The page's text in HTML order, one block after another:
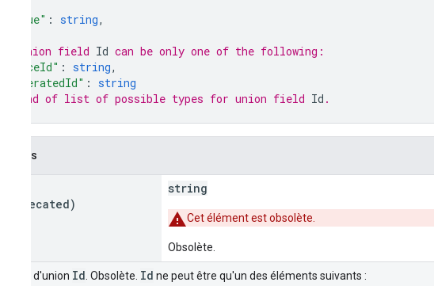
"value" : string,
// Union field Id can be only one of the following:
"placeId" : string,
"generatedId" : string
// End of list of possible types for union field Id .
Champs
(deprecated)
string
Cet élément est obsolète.
Obsolète.
Champ d'union Id . Obsolète. Id ne peut être qu'un des éléments suivants :